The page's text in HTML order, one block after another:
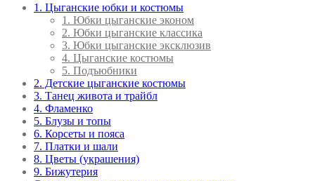
1. Цыганские юбки и костюмы
1. Юбки цыганские эконом
2. Юбки цыганские классика
3. Юбки цыганские эксклюзив
4. Цыганские костюмы
5. Подъюбники
2. Детские цыганские костюмы
3. Танец живота и трайбл
4. Фламенко
5. Блузы и топы
6. Корсеты и пояса
7. Платки и шали
8. Цветы (украшения)
9. Бижутерия